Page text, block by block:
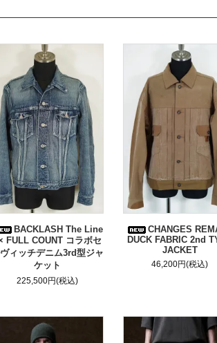
BACKLASH The Line
FULL COUNT コラボセ
ィッチデニム3rd型ジャ
ケット
225,500円(税込)
CHANGES
DUCK FABRIC 2nd
JACKET
46,200円(税込)